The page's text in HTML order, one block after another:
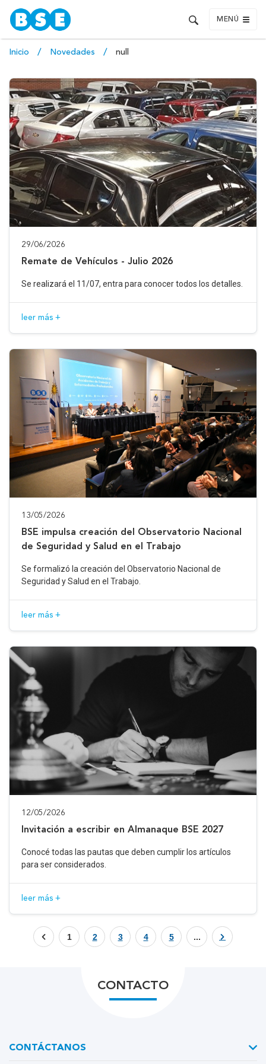
MENÚ
Inicio Novedades null
29/06/2026
Remate de Vehículos - Julio 2026
Se realizará el 11/07, entra para conocer todos los detalles.
leer más +
13/05/2026
BSE impulsa creación del Observatorio Nacional
de Seguridad y Salud en el Trabajo
Se formalizó la creación del Observatorio Nacional de
Seguridad y Salud en el Trabajo.
leer más +
12/05/2026
Invitación a escribir en Almanaque BSE 2027
Conocé todas las pautas que deben cumplir los artículos
para ser considerados.
leer más +
1 2 3 4 5 ...
CONTACTO
CONTÁCTANOS